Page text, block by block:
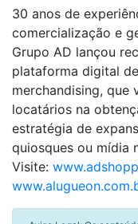
30 anos de
comercialização e
Grupo AD lançou
plataforma digital
merchandising, que
locatários na
estratégia de
quiosques ou mídia
Visite: